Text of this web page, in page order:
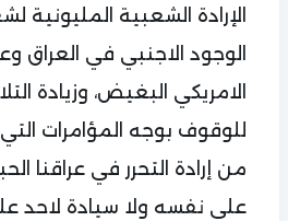
الإرادة الشعبية المليونية
الوجود الاجنبي في العراق
الامريكي البغيض، وزيادة
للوقوف بوجه المؤامرات
من إرادة التحرر في عراقنا
على نفسه ولا سيادة لاحد